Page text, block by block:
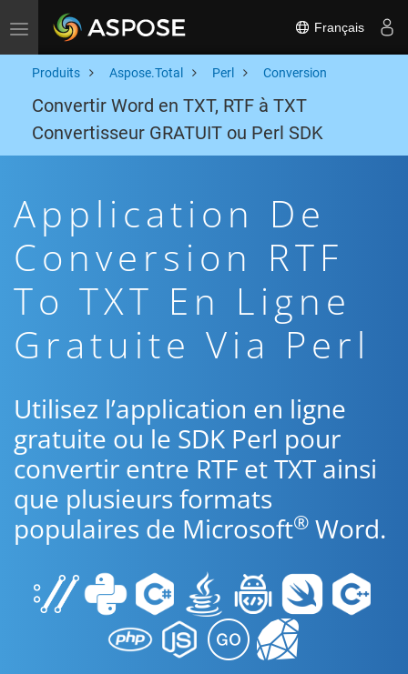
Toggle navigation Français
Produits Aspose.Total Perl Conversion
Convertir Word en TXT, RTF à TXT
Convertisseur GRATUIT ou Perl SDK
Application De
Conversion RTF
To TXT En Ligne
Gratuite Via Perl
Utilisez l’application en ligne
gratuite ou le SDK Perl pour
convertir entre RTF et TXT ainsi
que plusieurs formats
populaires de Microsoft® Word.